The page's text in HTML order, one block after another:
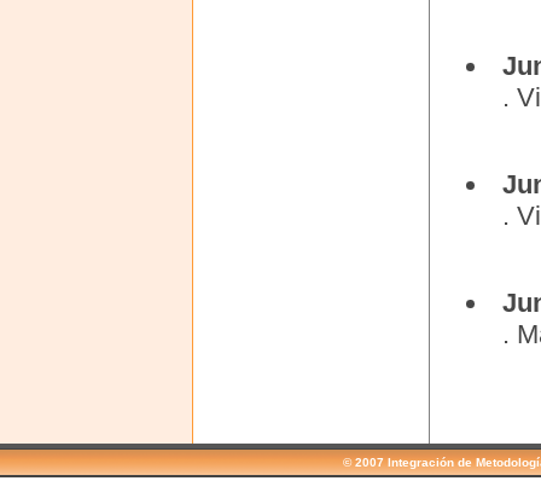
.
.
.
© 2007 Integración de